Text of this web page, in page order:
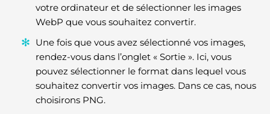
votre ordinateur et de sélectionner les images
WebP que vous souhaitez convertir.
Une fois que vous avez sélectionné vos images,
rendez-vous dans l’onglet « Sortie ». Ici, vous
pouvez sélectionner le format dans lequel vous
souhaitez convertir vos images. Dans ce cas, nous
choisirons PNG.